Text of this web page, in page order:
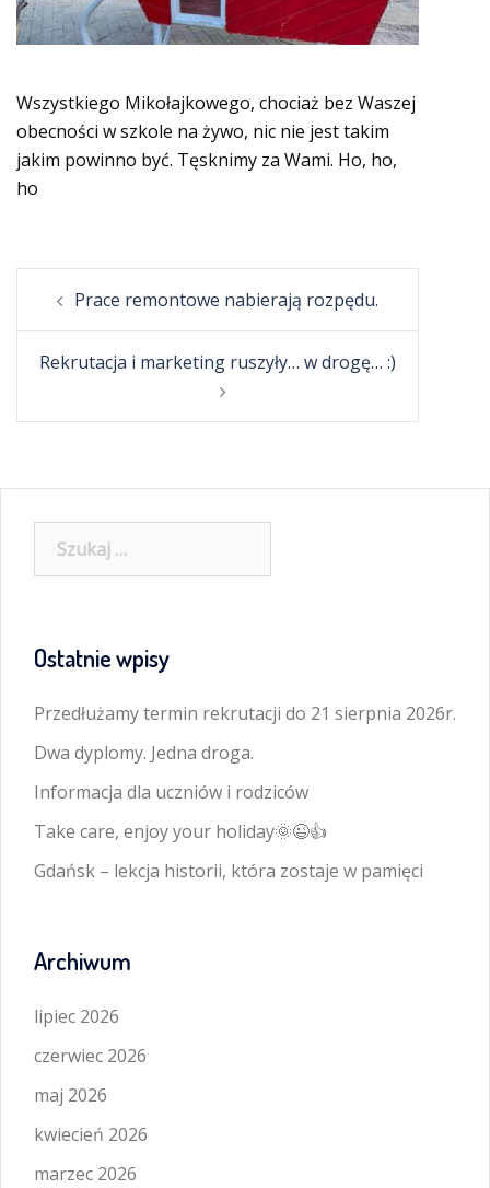
Wszystkiego Mikołajkowego, chociaż bez Waszej
obecności w szkole na żywo, nic nie jest takim
jakim powinno być. Tęsknimy za Wami. Ho, ho,
ho
navigationPrace remontowe nabierają rozpędu.
Rekrutacja i marketing ruszyły… w drogę… :)
Ostatnie wpisy
Przedłużamy termin rekrutacji do 21 sierpnia 2026r.
Dwa dyplomy. Jedna droga.
Informacja dla uczniów i rodziców
Take care, enjoy your holiday🌞😉👍
Gdańsk – lekcja historii, która zostaje w pamięci
Archiwum
lipiec 2026
czerwiec 2026
maj 2026
kwiecień 2026
marzec 2026